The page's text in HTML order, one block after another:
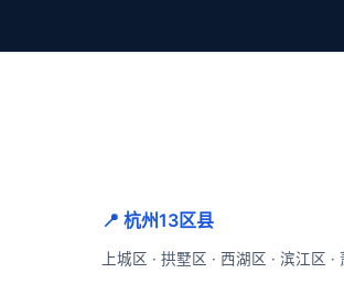
📍 杭州13区县
上城区 · 拱墅区 · 西湖区 · 滨江区 ·